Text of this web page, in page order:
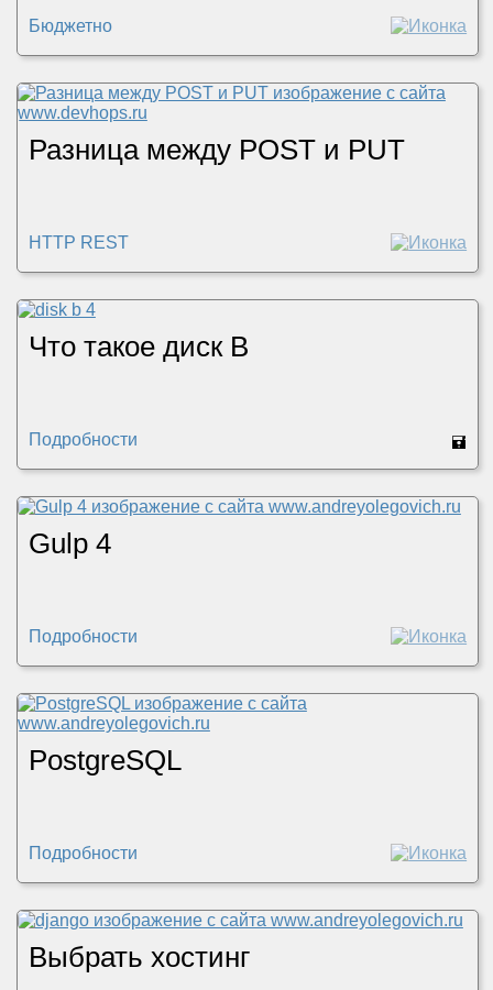
Бюджетно
Разница между POST и PUT
HTTP REST
Что такое диск B
Подробности 🖬
Gulp 4
Подробности
PostgreSQL
Подробности
Выбрать хостинг